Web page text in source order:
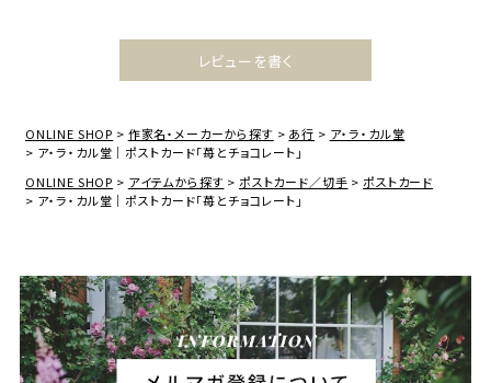
レビューを書く
ONLINE SHOP 作家名・メーカーから探す あ行
ア・ラ・カル堂
ア・ラ・カル堂｜ポストカード「苺とチョコレート」
ONLINE SHOP
アイテムから探す ポストカード／切手
ポストカード
ア・ラ・カル堂｜ポストカード「苺とチョコレート」